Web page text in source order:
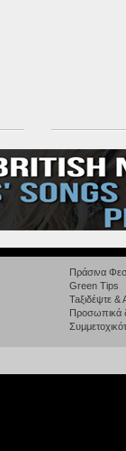
Πράσινα
Green Tips
Taξιδέψτε
Προσωπικά